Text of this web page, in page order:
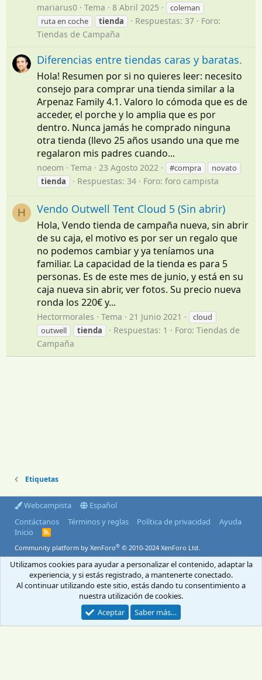
mariarus0 Tema 8 Abril 2025
coleman
ruta en coche
tienda Respuestas: 37
Foro:
Tiendas de Campaña
Diferencias entre tiendas caras y baratas.
Hola! Resumen por si no quieres leer: necesito
consejo para comprar una tienda similar a la
Arpenaz Family 4.1. Valoro lo cómoda que es de
acceder, el porche y lo amplia que es por
dentro. Nunca jamás he comprado ninguna
otra tienda (llevo 25 años usando una que me
regalaron mis padres cuando...
noeom Tema 23 Agosto 2022 #compra
novato
tienda
Respuestas: 34 Foro:foro campista
H Vendo Outwell Tent Cloud 5 (Sin abrir)
Hola, Vendo tienda de campaña nueva, sin abrir
de su caja, el motivo es por ser un regalo que
no podemos cambiar y ya teníamos una
familiar. La capacidad de la tienda es para 5
personas. Es de este mes de junio, y está en su
caja nueva sin abrir, ver fotos. Su precio nueva
ronda los 220€ y...
Hectormorales Tema 21 Junio 2021
cloud
outwell
tienda Respuestas: 1 Foro:Tiendas de
Campaña
Etiquetas
Webcampista
Español
Contáctanos
Términos y reglas Política de privacidad
Ayuda
Inicio
R
S
Community platform by XenForo® © 2010-2024 XenForo Ltd.
© 2004-2026 Webcampista.com
Envíanos un email
Aviso Legal
Política de privacidad
Menú profesionales
Política de cookies
Utilizamos cookies para ayudar a personalizar el contenido, adaptar la
experiencia, y si estás registrado, a mantenerte conectado.
Al continuar utilizando este sitio, estás dando tu consentimiento a
nuestra utilización de cookies.
Aceptar
Saber más…